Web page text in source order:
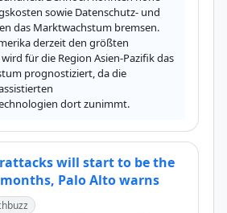
sowie Datenschutz- und
das Marktwachstum bremsen.
derzeit den größten
für die Region Asien-Pazifik das
prognostiziert, da die
dort zunimmt.
will start to be the
Palo Alto warns